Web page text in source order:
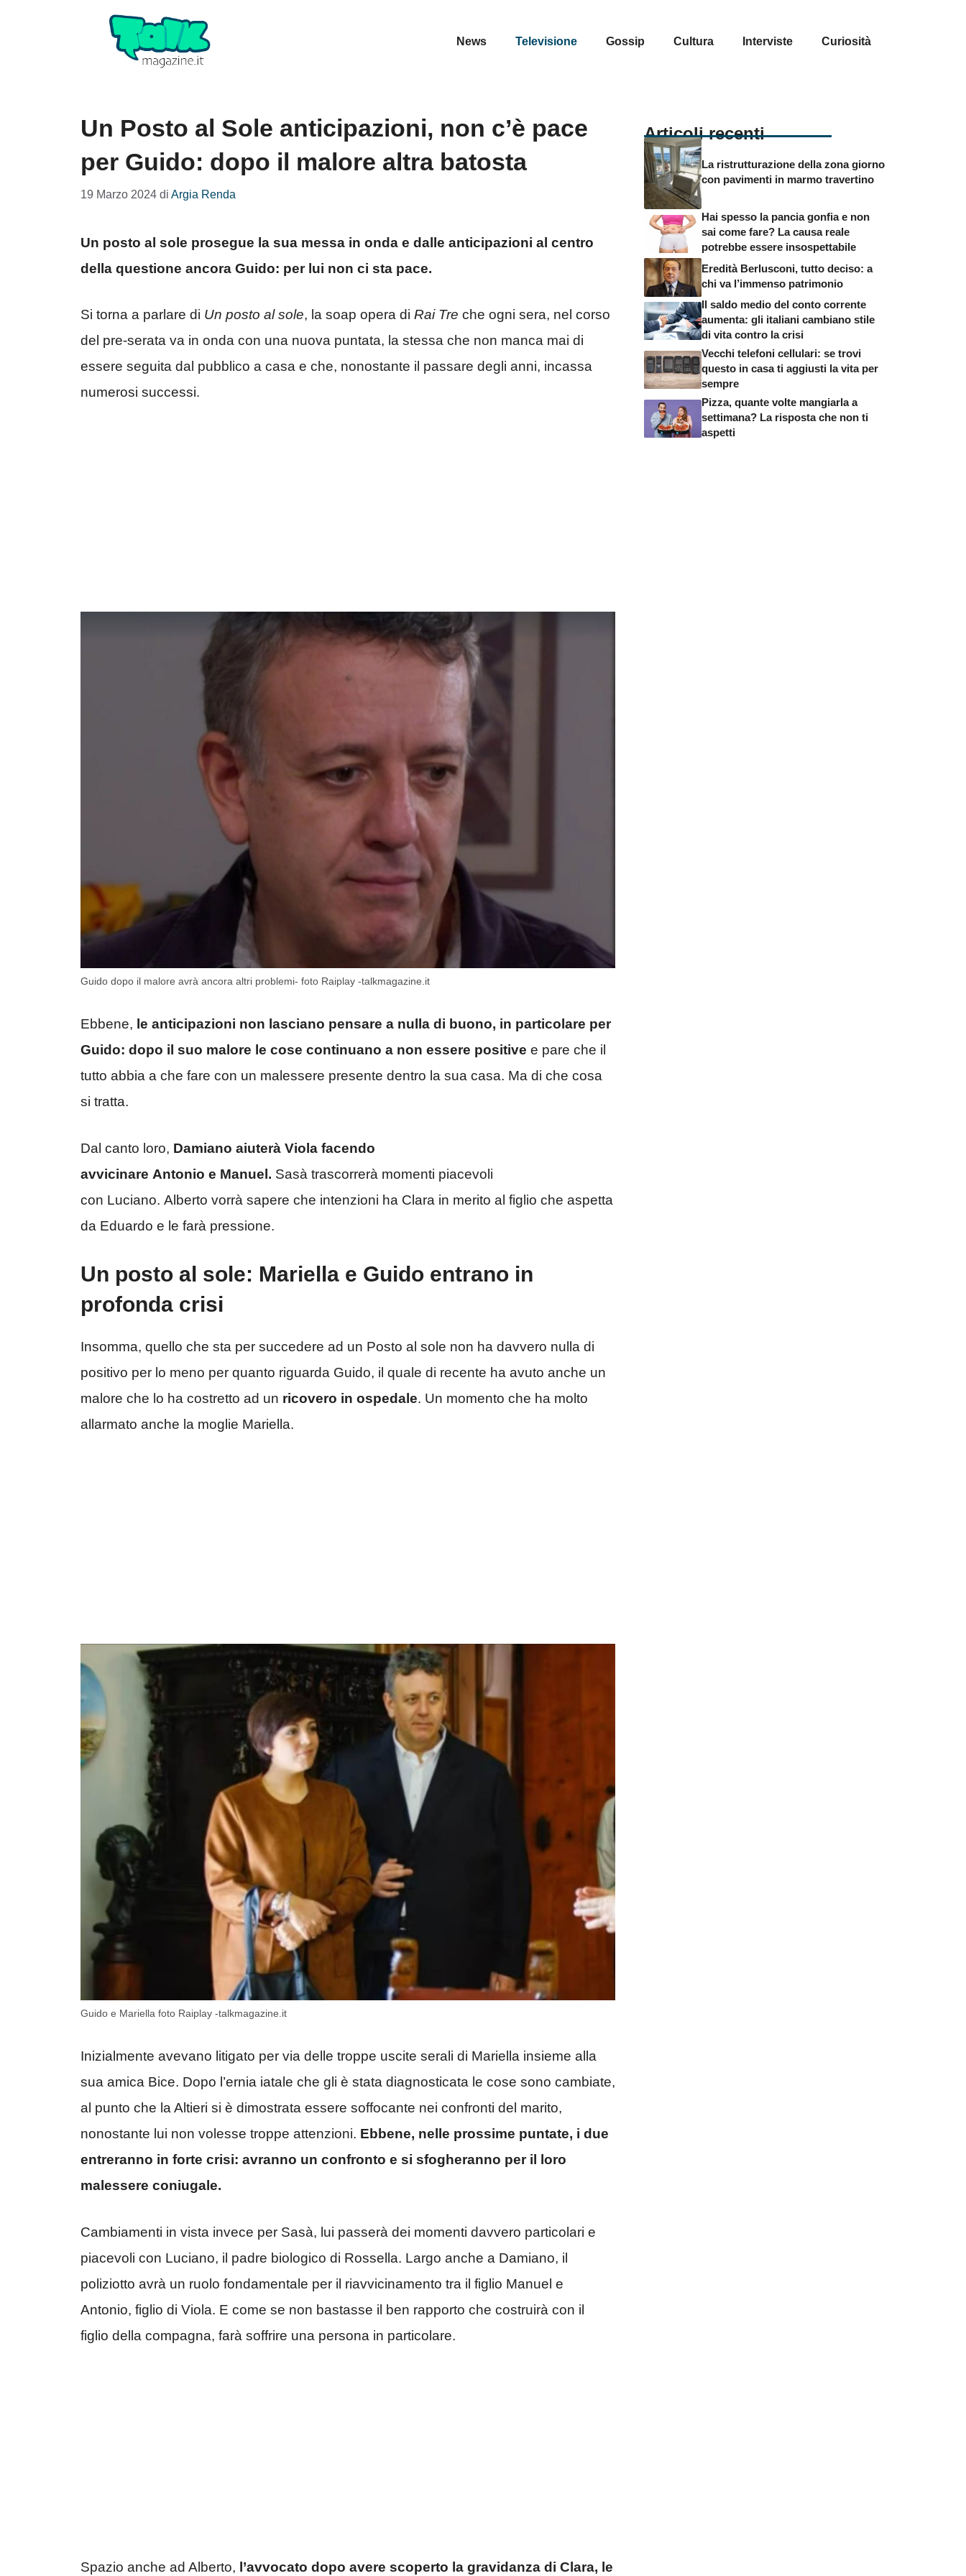
News Televisione Gossip Cultura Interviste Curiosità
Un Posto al Sole anticipazioni, non c’è pace
per Guido: dopo il malore altra batosta
19 Marzo 2024 di Argia Renda
Un posto al sole prosegue la sua messa in onda e dalle anticipazioni al centro
della questione ancora Guido: per lui non ci sta pace.
Si torna a parlare di Un posto al sole, la soap opera di Rai Tre che ogni sera, nel corso
del pre-serata va in onda con una nuova puntata, la stessa che non manca mai di
essere seguita dal pubblico a casa e che, nonostante il passare degli anni, incassa
numerosi successi.
Guido dopo il malore avrà ancora altri problemi- foto Raiplay -talkmagazine.it
Ebbene, le anticipazioni non lasciano pensare a nulla di buono, in particolare per
Guido: dopo il suo malore le cose continuano a non essere positive e pare che il
tutto abbia a che fare con un malessere presente dentro la sua casa. Ma di che cosa
si tratta.
Dal canto loro, Damiano aiuterà Viola facendo
avvicinare Antonio e Manuel. Sasà trascorrerà momenti piacevoli
con Luciano. Alberto vorrà sapere che intenzioni ha Clara in merito al figlio che aspetta
da Eduardo e le farà pressione.
Un posto al sole: Mariella e Guido entrano in
profonda crisi
Insomma, quello che sta per succedere ad un Posto al sole non ha davvero nulla di
positivo per lo meno per quanto riguarda Guido, il quale di recente ha avuto anche un
malore che lo ha costretto ad un ricovero in ospedale. Un momento che ha molto
allarmato anche la moglie Mariella.
Guido e Mariella foto Raiplay -talkmagazine.it
Inizialmente avevano litigato per via delle troppe uscite serali di Mariella insieme alla
sua amica Bice. Dopo l’ernia iatale che gli è stata diagnosticata le cose sono cambiate,
al punto che la Altieri si è dimostrata essere soffocante nei confronti del marito,
nonostante lui non volesse troppe attenzioni. Ebbene, nelle prossime puntate, i due
entreranno in forte crisi: avranno un confronto e si sfogheranno per il loro
malessere coniugale.
Cambiamenti in vista invece per Sasà, lui passerà dei momenti davvero particolari e
piacevoli con Luciano, il padre biologico di Rossella. Largo anche a Damiano, il
poliziotto avrà un ruolo fondamentale per il riavvicinamento tra il figlio Manuel e
Antonio, figlio di Viola. E come se non bastasse il ben rapporto che costruirà con il
figlio della compagna, farà soffrire una persona in particolare.
Spazio anche ad Alberto, l’avvocato dopo avere scoperto la gravidanza di Clara, le
Articoli recenti
La ristrutturazione della zona giorno
con pavimenti in marmo travertino
Hai spesso la pancia gonfia e non
sai come fare? La causa reale
potrebbe essere insospettabile
Eredità Berlusconi, tutto deciso: a
chi va l’immenso patrimonio
Il saldo medio del conto corrente
aumenta: gli italiani cambiano stile
di vita contro la crisi
Vecchi telefoni cellulari: se trovi
questo in casa ti aggiusti la vita per
sempre
Pizza, quante volte mangiarla a
settimana? La risposta che non ti
aspetti